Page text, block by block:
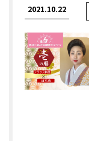
2021.10.22